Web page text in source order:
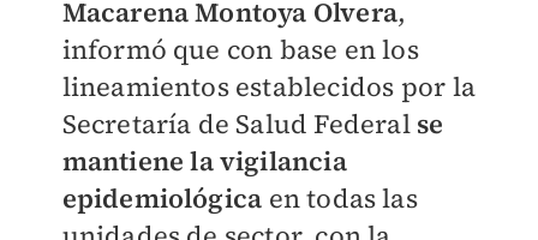
Macarena Montoya Olvera,
informó que con base en los
lineamientos establecidos por la
Secretaría de Salud Federal se
mantiene la vigilancia
epidemiológica en todas las